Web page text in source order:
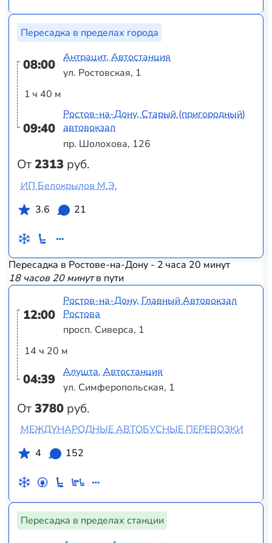
Пересадка в пределах города
08:00
1 ч 40 м
09:40
От2313 руб.
Антрацит, Автостанция
ул. Ростовская, 1
Ростов-на-Дону, Старый (пригородный)
автовокзал
пр. Шолохова, 126
ИП Белокрылов М.Э.
3.6
21
Пересадка в Ростове-на-Дону - 2 часа 20 минут
18 часов 20 минутв пути
12:00
14 ч 20 м
04:39
От3780 руб.
Ростов-на-Дону, Главный Автовокзал
Ростова
просп. Сиверса, 1
Алушта, Автостанция
ул. Симферопольская, 1
МЕЖДУНАРОДНЫЕ АВТОБУСНЫЕ ПЕРЕВОЗКИ
4
152
Пересадка в пределах станции